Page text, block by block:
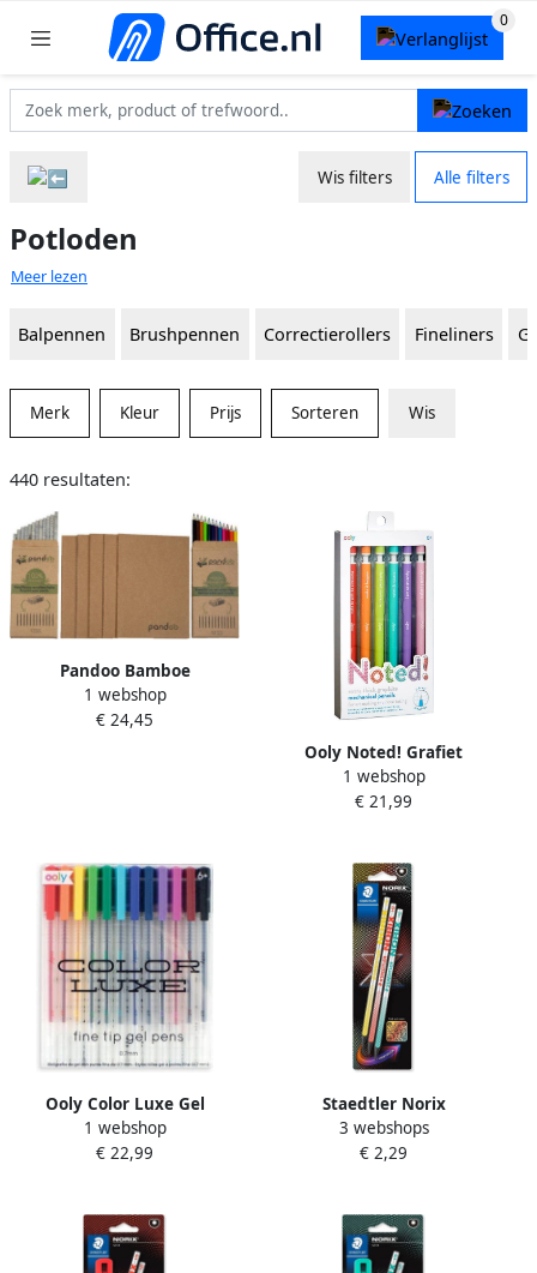
Wis filters Alle filters
Potloden
Meer lezen
Balpennen Brushpennen Correctierollers Fineliners
Merk Kleur Prijs Sorteren Wis
440 resultaten:
Pandoo Bamboe
Notitieboek A5 Cadeauset
Naturel Bruin Gerecycled
1 webshop
€ 24,45
Ooly Noted! Grafiet
Mechanische Potloden
1 webshop
€ 21,99
Ooly Color Luxe Gel
Potloden
1 webshop
€ 22,99
Staedtler Norix
grafietpotlood HB blister
van 3 stuks geassorteerde
3 webshops
€ 2,29